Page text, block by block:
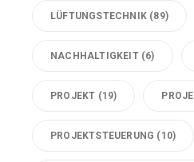
LÜFTUNGSTECHNIK (89)
NACHHALTIGKEIT(6)
PROJEKT (19)
PROJEKTSTEUERUNG (10)